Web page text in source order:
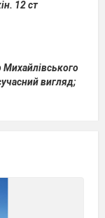
12 ст
вигляд;